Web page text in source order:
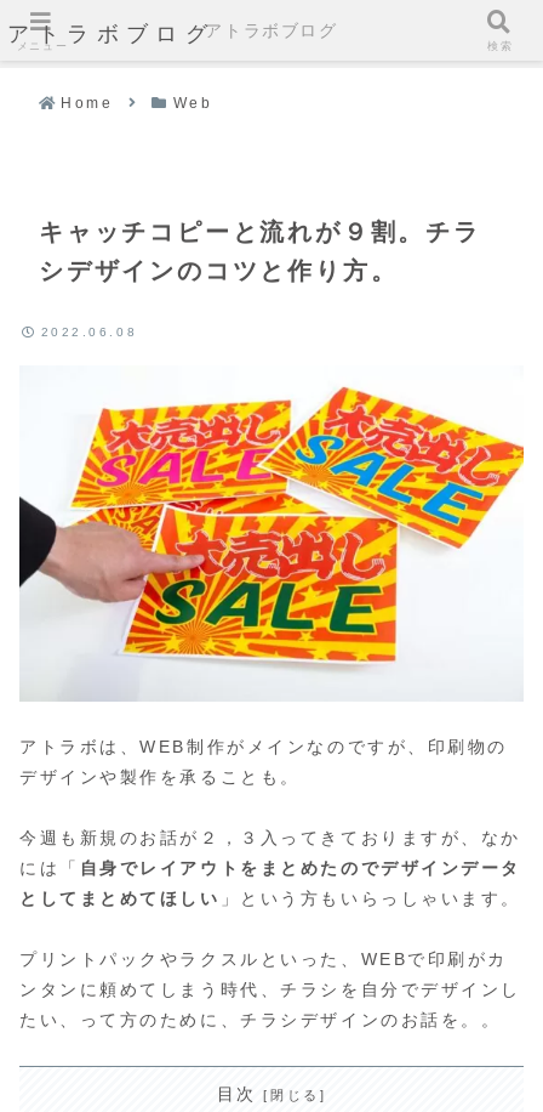
アトラボブログ
Home Web
キャッチコピーと流れが９割。チラ
シデザインのコツと作り方。
2022.06.08
アトラボは、WEB制作がメインなのですが、印刷物の
デザインや製作を承ることも。
今週も新規のお話が２，３入ってきておりますが、なか
には「
自身でレイアウトをまとめたのでデザインデータ
としてまとめてほしい 」という方もいらっしゃいます。
プリントパックやラクスルといった、WEBで印刷がカ
ンタンに頼めてしまう時代、チラシを自分でデザインし
たい、って方のために、チラシデザインのお話を。。
目次
メニュー
アトラボブログ
検索